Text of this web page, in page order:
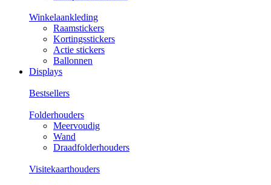
Winkelaankleding
Raamstickers
Kortingsstickers
Actie stickers
Ballonnen
Displays
Bestsellers
Folderhouders
Meervoudig
Wand
Draadfolderhouders
Visitekaarthouders